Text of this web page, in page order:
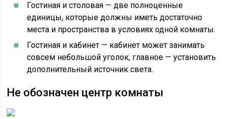
Гостиная и столовая — две полноценные
единицы, которые должны иметь достаточно
места и пространства в условиях одной комнаты.
Гостиная и кабинет — кабинет может занимать
совсем небольшой уголок, главное — установить
дополнительный источник света.
Не обозначен центр комнаты